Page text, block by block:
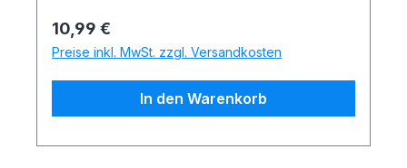
Regulärer Preis:
10,99 €
Preise inkl. MwSt. zzgl. Versandkosten
In den Warenkorb